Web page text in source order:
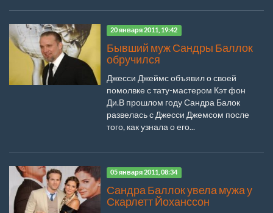
20 января 2011, 19:42
Бывший муж Сандры Баллок
обручился
Джесси Джеймс объявил о своей
помолвке с тату-мастером Кэт фон
Ди.В прошлом году Сандра Балок
развелась с Джесси Джемсом после
того, как узнала о его...
05 января 2011, 08:34
Сандра Баллок увела мужа у
Скарлетт Йоханссон